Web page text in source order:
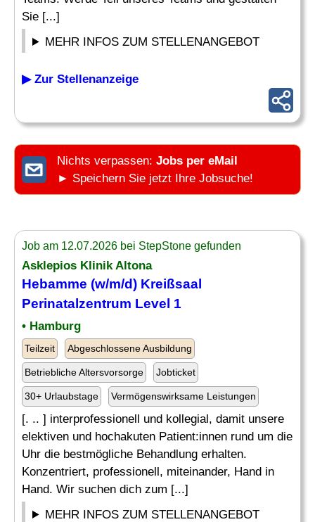
Sie [...]
MEHR INFOS ZUM STELLENANGEBOT
▶ Zur Stellenanzeige
Nichts verpassen: Jobs per eMail
► Speichern Sie jetzt Ihre Jobsuche!
Job am 12.07.2026 bei StepStone gefunden
Asklepios Klinik Altona
Hebamme (w/m/d) Kreißsaal
Perinatalzentrum Level 1
• Hamburg
Teilzeit Abgeschlossene Ausbildung
Betriebliche Altersvorsorge Jobticket
30+ Urlaubstage Vermögenswirksame Leistungen
[. .. ] interprofessionell und kollegial, damit unsere
elektiven und hochakuten Patient:innen rund um die
Uhr die bestmögliche Behandlung erhalten.
Konzentriert, professionell, miteinander, Hand in
Hand. Wir suchen dich zum [...]
MEHR INFOS ZUM STELLENANGEBOT